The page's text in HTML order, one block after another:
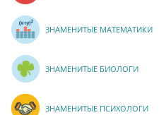
ЗНАМЕНИТЫЕ МАТЕМАТИКИ
ЗНАМЕНИТЫЕ БИОЛОГИ
ЗНАМЕНИТЫЕ ПСИХОЛОГИ